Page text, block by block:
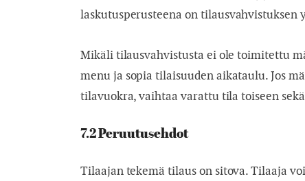
laskutusperusteena on tilausvahvistuksen
Mikäli tilausvahvistusta ei ole toimitettu
menu ja sopia tilaisuuden aikataulu. Jos
tilavuokra, vaihtaa varattu tila toiseen
7.2 Peruutusehdot
Tilaajan tekemä tilaus on sitova. Tilaaja